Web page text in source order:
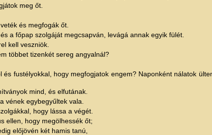
meg őt.
és megfogák őt.
a főpap szolgáját megcsapván, levágá annak egyik fülét.
kell veszniök.
többet tizenkét sereg angyalnál?
fustélyokkal, hogy megfogjatok engem? Naponként nálatok
mind, és elfutának.
vének egybegyűltek vala.
hogy lássa a végét.
ellen, hogy megölhessék őt;
előjövén két hamis tanú,